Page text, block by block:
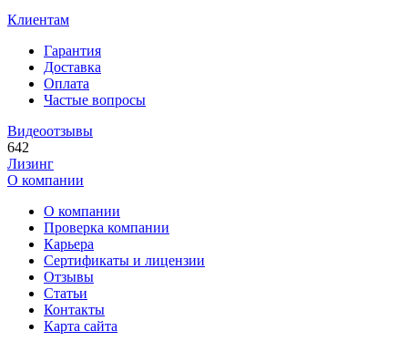
Клиентам
Гарантия
Доставка
Оплата
Частые вопросы
Видеоотзывы
642
Лизинг
О компании
О компании
Проверка компании
Карьера
Сертификаты и лицензии
Отзывы
Статьи
Контакты
Карта сайта